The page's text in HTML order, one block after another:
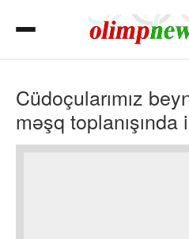
Cüdoçularımız
məşq